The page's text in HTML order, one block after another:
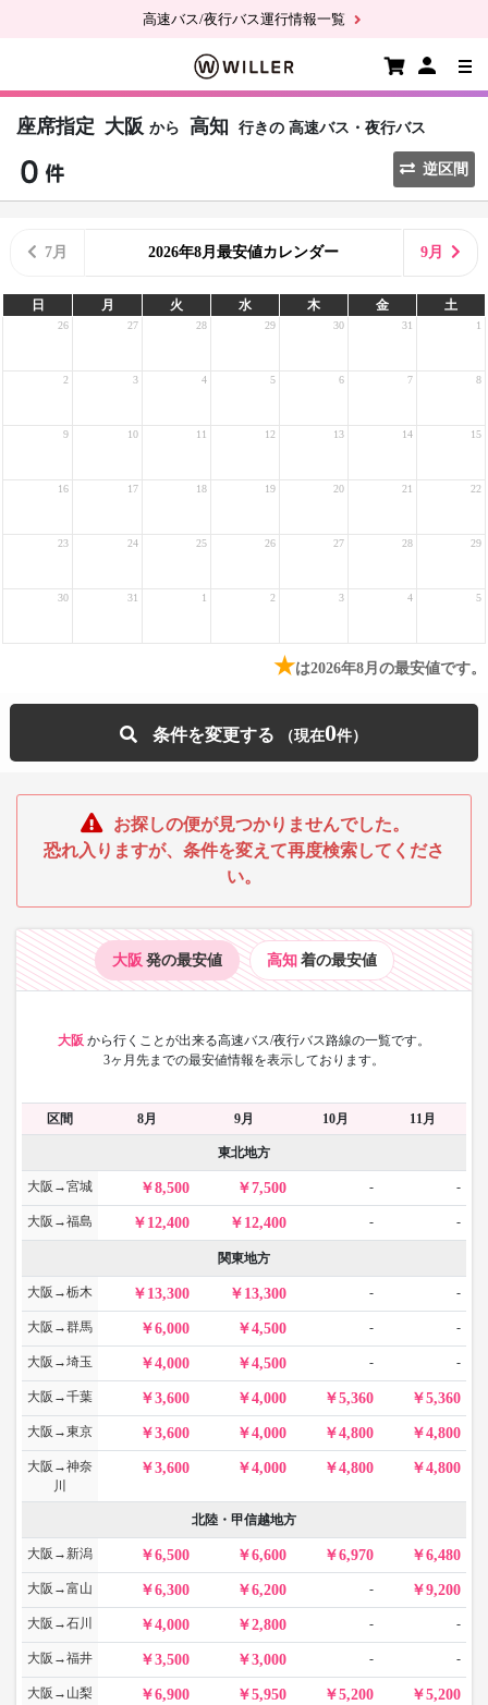
高速バス/夜行バス運行情報一覧
座席指定 大阪 から 高知 行きの 高速バス・夜行バス
逆区間
7月 2026年8月最安値カレンダー 9月
日 月 火 水 木 金 土
26 27 28 29 30 31 1
2 3 4 5 6 7 8
9 10 11 12 13 14 15
16 17 18 19 20 21 22
23 24 25 26 27 28 29
30 31 1 2 3 4 5
★は2026年8月の最安値です。
条件を変更する 0
お探しの便が見つかりませんでした。
恐れ入りますが、条件を変えて再度検索してくださ
い。
大阪 発の最安値 高知 着の最安値
大阪 から行くことが出来る高速バス/夜行バス路線の一覧です。
3ヶ月先までの最安値情報を表示しております。
区間 8月 9月 10月 11月
東北地方
大阪→宮城 8,500 7,500 - -
大阪→福島 12,400 12,400 - -
関東地方
大阪→栃木 13,300 13,300 - -
大阪→群馬 6,000 4,500 - -
大阪→埼玉 4,000 4,500 - -
大阪→千葉 3,600 4,000 5,360 5,360
大阪→東京 3,600 4,000 4,800 4,800
大阪→神奈
川
3,600 4,000 4,800 4,800
北陸・甲信越地方
大阪→新潟 6,500 6,600 6,970 6,480
大阪→富山 6,300 6,200 - 9,200
大阪→石川 4,000 2,800 - -
大阪→福井 3,500 3,000 - -
大阪→山梨 6,900 5,950 5,200 5,200